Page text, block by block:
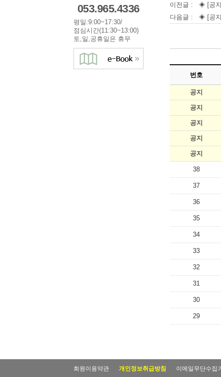
053.965.4336
평일:9:00~17:30/
점심시간(11:30~13:00)
토,일,공휴일은 휴무
이전글 : ◈ [공
다음글 : ◈ [공
번호
공지
공지
공지
공지
공지
38
37
36
35
34
33
32
31
30
29
회원이용약관 개인정보취급방침 이메일무단수집